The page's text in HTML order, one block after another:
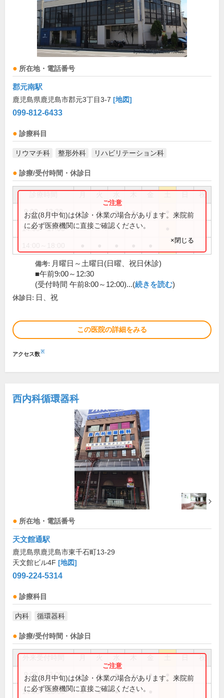
所在地・電話番号
郡元南駅
鹿児島県鹿児島市郡元3丁目3-7 [地図]
099-812-6433
診療科目
リウマチ科 整形外科 リハビリテーション科
診療/受付時間・休診日
祝
9:00～12:30 ● ● ● ● ●
14:00～17:00
お盆(8月中旬)は休診・休業の場合があります。来院前
に必ず医療機関に直接ご確認ください。
×閉じる
備考: 月曜日～土曜日(日曜、祝日休診)
■午前9:00～12:30
(受付時間 午前8:00～12:00)...(続きを読む)
休診日: 日、祝
この医院の詳細をみる
アクセス数※
西内科循環器科
所在地・電話番号
天文館通駅
鹿児島県鹿児島市東千石町13-29
天文館ビル4F [地図]
099-224-5314
診療科目
内科 循環器科
診療/受付時間・休診日
祝
9:00～13:00 ● ● ● ● ●
14:00～18:00 ● ● ● ●
お盆(8月中旬)は休診・休業の場合があります。来院前
に必ず医療機関に直接ご確認ください。